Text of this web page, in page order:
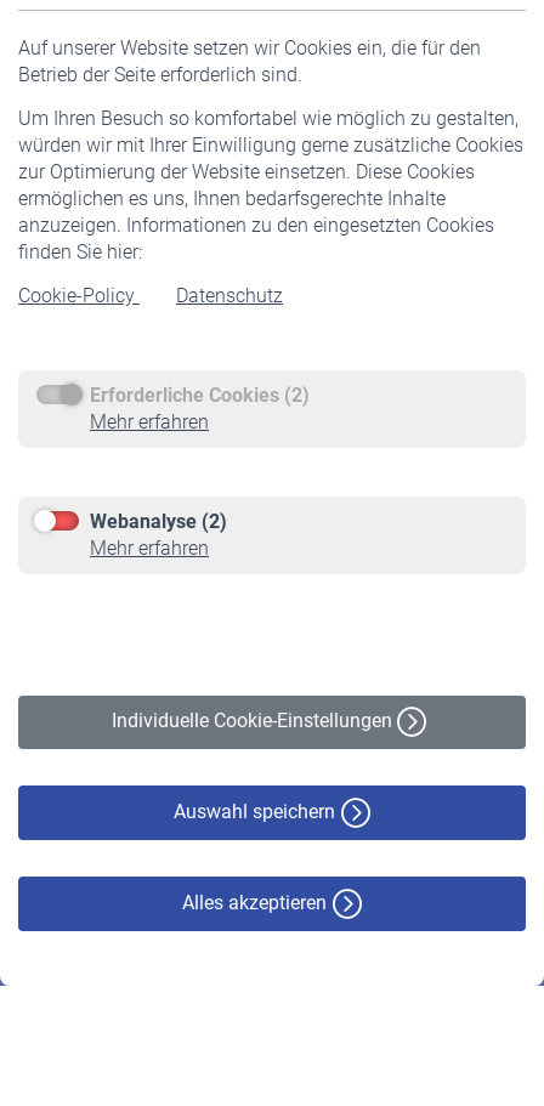
Auf unserer Website setzen wir Cookies ein, die für den
Betrieb der Seite erforderlich sind.
Um Ihren Besuch so komfortabel wie möglich zu gestalten,
würden wir mit Ihrer Einwilligung gerne zusätzliche Cookies
zur Optimierung der Website einsetzen. Diese Cookies
ermöglichen es uns, Ihnen bedarfsgerechte Inhalte
anzuzeigen. Informationen zu den eingesetzten Cookies
finden Sie hier:
Cookie-Policy
Datenschutz
Erforderliche Cookies (2)
Mehr erfahren
Webanalyse (2)
Mehr erfahren
Individuelle Cookie-Einstellungen
Auswahl speichern
Alles akzeptieren
Pflichtversicherung
Staatliche Förderung
Veranstaltungen
Rentner
Rentenbeginn
Rente beantragen
Service
Informationen
Online-Rechner
VBLnewsletter
Erklärung zur Barrierefreiheit
© VBL 2026